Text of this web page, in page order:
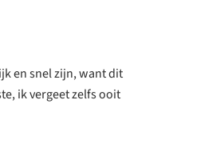
en snel zijn, want dit
ik vergeet zelfs ooit